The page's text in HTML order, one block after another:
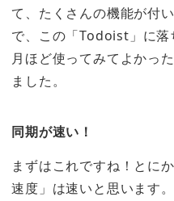
て、たくさんの機能が付
で、この「Todoist」に落
月ほど使ってみてよかっ
ました。
同期が速い！
まずはこれですね！とにか
速度」は速いと思います